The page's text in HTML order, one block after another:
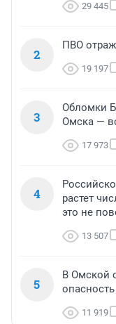
29 445
2
ПВО
19 197
3
Обломки
Омска —
17 973
4
растет
это не
13 507
5
В Омской
11 919